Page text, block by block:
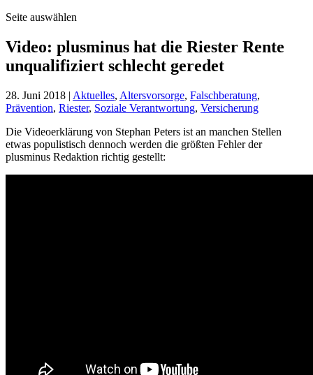
Seite auswählen
Video: plusminus hat die Riester Rente
unqualifiziert schlecht geredet
28. Juni 2018 | Aktuelles, Altersvorsorge, Falschberatung,
Prävention, Riester, Soziale Verantwortung, Versicherung
Die Videoerklärung von Stephan Peters ist an manchen Stellen
etwas populistisch dennoch werden die größten Fehler der
plusminus Redaktion richtig gestellt: